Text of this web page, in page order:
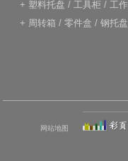
+ 塑料托盘 / 工具柜 / 工
+ 周转箱 / 零件盒 / 钢托盘
网站地图